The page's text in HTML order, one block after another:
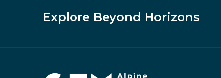
Explore Beyond Horizons